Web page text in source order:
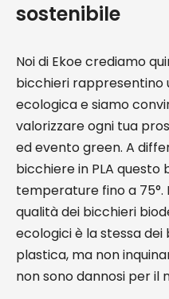
sostenibile
Noi di Ekoe crediamo
bicchieri rappresentino
ecologica e siamo
valorizzare ogni tua
ed evento green. A
bicchiere in PLA questo
temperature fino a 75°.
qualità dei bicchieri
ecologici è la stessa
plastica, ma non
non sono dannosi per il